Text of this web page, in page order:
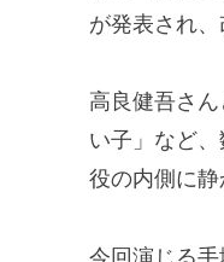
が発表され、
高良健吾さ
い子」など
役の内側に静
今回演じる